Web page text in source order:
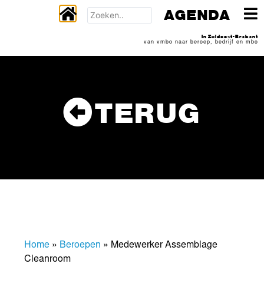
TERUG
Home » Beroepen » Medewerker Assemblage
Cleanroom
AGENDA
In Zuidoost-Brabant
van vmbo naar beroep, bedrijf en mbo